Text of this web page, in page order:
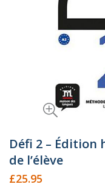
to
the
beginning
of
Défi 2 – Édition
de l’élève
£25.95